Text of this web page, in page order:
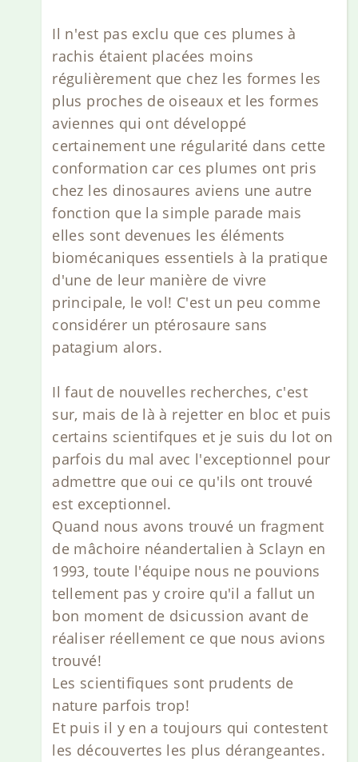
Il n'est pas exclu que ces plumes à
rachis étaient placées moins
régulièrement que chez les formes les
plus proches de oiseaux et les formes
aviennes qui ont développé
certainement une régularité dans cette
conformation car ces plumes ont pris
chez les dinosaures aviens une autre
fonction que la simple parade mais
elles sont devenues les éléments
biomécaniques essentiels à la pratique
d'une de leur manière de vivre
principale, le vol! C'est un peu comme
considérer un ptérosaure sans
patagium alors.
Il faut de nouvelles recherches, c'est
sur, mais de là à rejetter en bloc et puis
certains scientifques et je suis du lot on
parfois du mal avec l'exceptionnel pour
admettre que oui ce qu'ils ont trouvé
est exceptionnel.
Quand nous avons trouvé un fragment
de mâchoire néandertalien à Sclayn en
1993, toute l'équipe nous ne pouvions
tellement pas y croire qu'il a fallut un
bon moment de dsicussion avant de
réaliser réellement ce que nous avions
trouvé!
Les scientifiques sont prudents de
nature parfois trop!
Et puis il y en a toujours qui contestent
les découvertes les plus dérangeantes.